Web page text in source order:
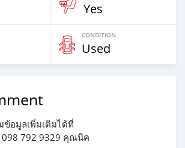
Yes
CONDITION
Used
ข้อมูลเพิ่มเติมได้ที่
098 792 9329 คุณนิค